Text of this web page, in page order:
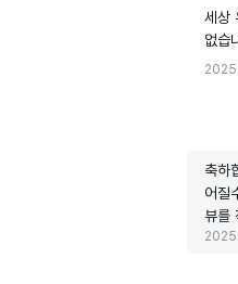
세상
없습
축하
어질
뷰를